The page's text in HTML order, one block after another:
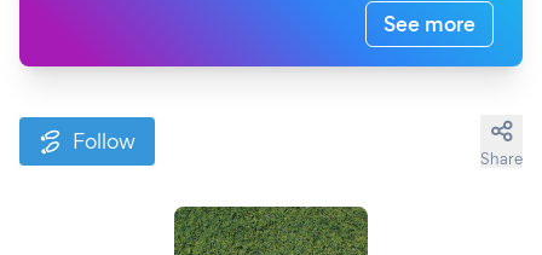
See more
Follow
Share